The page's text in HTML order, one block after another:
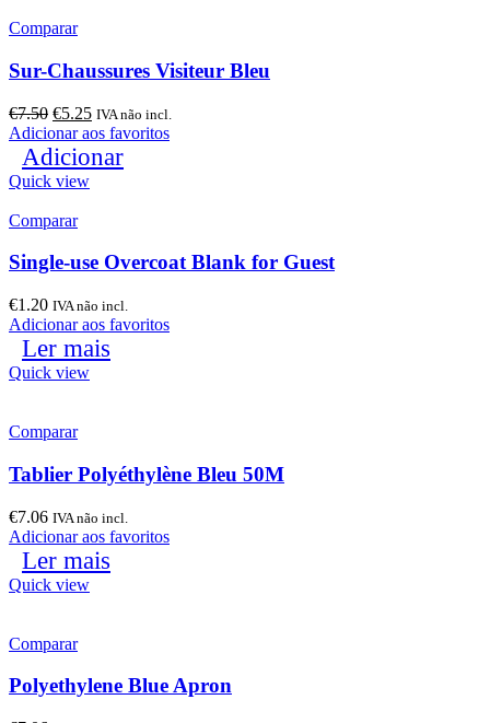
Comparar
Sur-Chaussures Visiteur Bleu
€7.50 €5.25 IVA não incl.
Adicionar aos favoritos
Adicionar
Quick view
Comparar
Single-use Overcoat Blank for Guest
€1.20 IVA não incl.
Adicionar aos favoritos
Ler mais
Quick view
Comparar
Tablier Polyéthylène Bleu 50M
€7.06 IVA não incl.
Adicionar aos favoritos
Ler mais
Quick view
Comparar
Polyethylene Blue Apron